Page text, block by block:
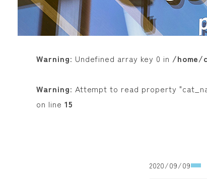
Warning: Undefined array key 0 in /home/
Warning: Attempt to read property
on line 15
2020/09/09